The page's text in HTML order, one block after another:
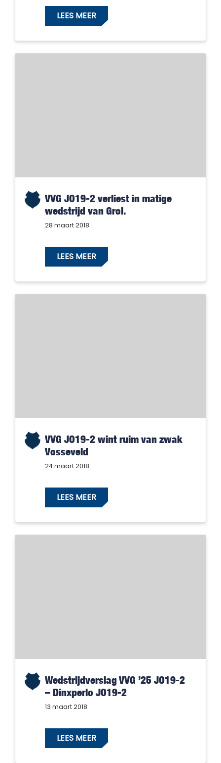
LEES MEER
VVG JO19-2 verliest in matige
wedstrijd van Grol.
28 maart 2018
LEES MEER
VVG JO19-2 wint ruim van zwak
Vosseveld
24 maart 2018
LEES MEER
Wedstrijdverslag VVG ’25 JO19-2
– Dinxperlo JO19-2
13 maart 2018
LEES MEER